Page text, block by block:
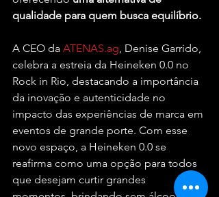
qualidade para quem busca equilíbrio.
A CEO da ATENAS.ag , Denise Garrido,
celebra a estreia da Heineken 0.0 no
Rock in Rio, destacando a importância
da inovação e autenticidade no
impacto das experiências de marca em
eventos de grande porte. Com esse
novo espaço, a Heineken 0.0 se
reafirma como uma opção para todos
que desejam curtir grandes